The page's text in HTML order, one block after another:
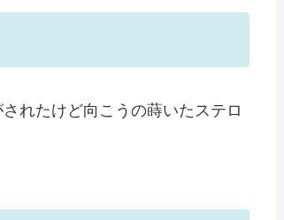
れたけど向こうの蒔いたステロ